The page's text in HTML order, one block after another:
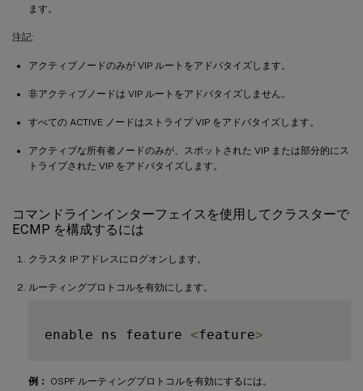
ます。
注記:
アクティブノードのみが VIP ルートをアドバタイズします。
非アクティブノードは VIP ルートをアドバタイズしません。
すべての ACTIVE ノードはストライプ VIP をアドバタイズします。
アクティブな所有者ノードのみが、スポットされた VIP または部分的にス
トライプされた VIP をアドバタイズします。
コマンドラインインターフェイスを使用してクラスターで
ECMP を構成するには
クラスタ IP アドレスにログオンします。
ルーティングプロトコルを有効にします。
enable ns feature <feature>
例： OSPF ルーティングプロトコルを有効にするには。